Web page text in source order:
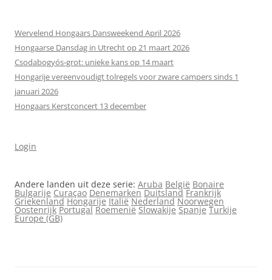
Wervelend Hongaars Dansweekend April 2026
Hongaarse Dansdag in Utrecht op 21 maart 2026
Csodabogyós‑grot: unieke kans op 14 maart
Hongarije vereenvoudigt tolregels voor zware campers sinds 1
januari 2026
Hongaars Kerstconcert 13 december
Login
Andere landen uit deze serie: Aruba België Bonaire
Bulgarije Curaçao Denemarken Duitsland Frankrijk
Griekenland Hongarije Italië Nederland Noorwegen
Oostenrijk Portugal Roemenië Slowakije Spanje Turkije
Europe (GB)